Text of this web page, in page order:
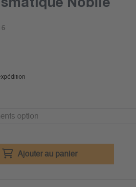
Ajouter au panier